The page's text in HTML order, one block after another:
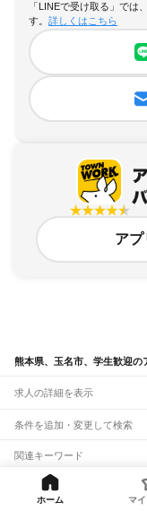
「LINEで受け取る」では
す。 詳しくはこちら
アプ
熊本県、玉名市、学生歓迎の
求人の詳細を表示
条件を追加・変更して検索
市区町村を追加・変更
熊本県
熊本県すべて
駅を追加・変更
関連キーワード
熊本県 玉名市 大学生歓迎
熊本県 玉名市 高校生歓迎
熊本県 玉名市 学生歓迎
バイトTOP
ホーム マ